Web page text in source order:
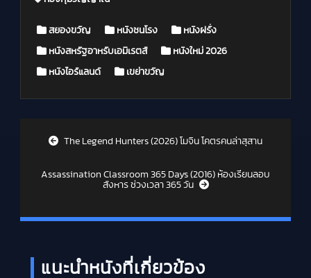
Posted in
สยองขวัญ หนังชนโรง หนังฝรั่ง
หนังสหรัฐอาหรับเอมิเรตส์ หนังใหม่ 2026
หนังไอร์แลนด์ เขย่าขวัญ
Post navigationThe Legend Hunters (2026) โมจิน โคตรคนล่าสุสาน
Assassination Classroom 365 Days (2016) ห้องเรียนลอบ
สังหาร ช่วงเวลา 365 วัน
แนะนำหนังที่เกี่ยวข้อง